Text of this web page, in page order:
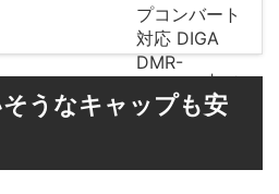
うなキャップも安